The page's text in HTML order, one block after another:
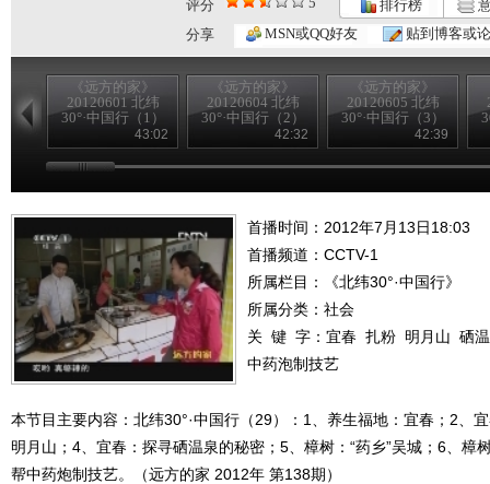
评分 排行榜
分享
MSN或QQ好友 贴到博客或
《远方的家》
20120601 北纬
30°·中国行（1）
43:02
《远方的家》
20120604 北纬
30°·中国行（2）
42:32
《远方的家》
20120605 北纬
30°·中国行（3）
42:39
首播时间：2012年7月13日18:03
首播频道： CCTV-1
所属栏目：
《北纬30°·中国行》
所属分类：社会
关 键 字： 宜春 扎粉 明月山 硒
中药泡制技艺
本节目主要内容：北纬30°·中国行（29）：1、养生福地：宜春；2、
明月山；4、宜春：探寻硒温泉的秘密；5、樟树：“药乡”吴城；6、樟
帮中药炮制技艺。（远方的家 2012年 第138期）